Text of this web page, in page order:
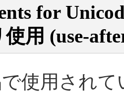
for
用 (use-
使用されて